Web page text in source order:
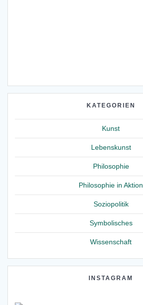
KATEGORIEN
Kunst
Lebenskunst
Philosophie
Philosophie in Aktion
Soziopolitik
Symbolisches
Wissenschaft
INSTAGRAM